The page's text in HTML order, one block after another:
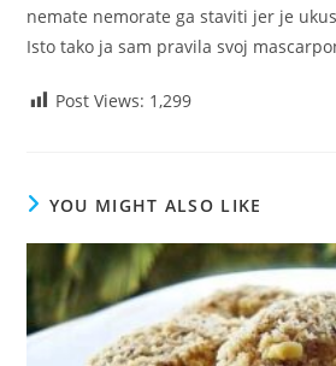
nemate nemorate ga staviti jer je
Isto tako ja sam pravila svoj
Post Views: 1,299
YOU MIGHT ALSO LIKE